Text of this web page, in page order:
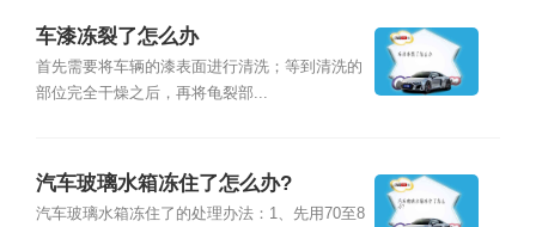
车漆冻裂了怎么办
首先需要将车辆的漆表面进行清洗；等到清洗的
部位完全干燥之后，再将龟裂部...
汽车玻璃水箱冻住了怎么办?
汽车玻璃水箱冻住了的处理办法：1、先用70至8